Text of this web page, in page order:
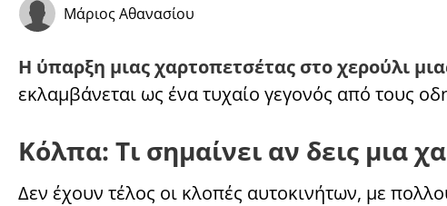
Μάριος Αθανασίου
Η ύπαρξη μιας χαρτοπετσέτας στο χερούλι
εκλαμβάνεται ως ένα τυχαίο γεγονός από τους
Κόλπα: Τι σημαίνει αν δεις μια
Δεν έχουν τέλος οι κλοπές αυτοκινήτων, με